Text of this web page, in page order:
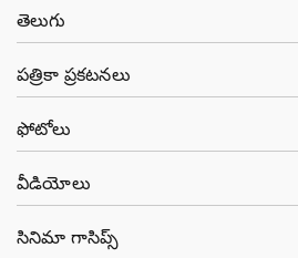
తెలుగు
పత్రికా ప్రకటనలు
ఫోటోలు
వీడియోలు
సినిమా గాసిప్స్